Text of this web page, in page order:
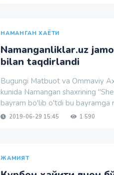
НАМАНГАН ХАЁТИ
Namanganliklar.uz
bilan taqdirlandi
Bugungi Matbuot va Ommaviy
kunida Namangan shaxrining
bayram bo'lib o'tdi bu bayramga
2019-06-29 15:45 1 590
ЖАМИЯТ